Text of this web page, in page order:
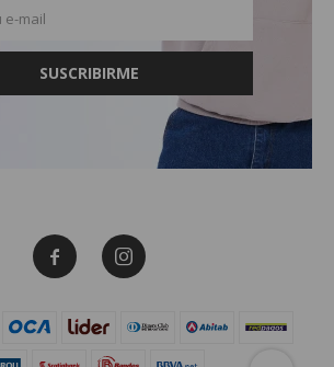
SUSCRIBIRME
 